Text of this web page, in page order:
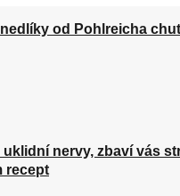
od Pohlreicha
nervy, zbaví vás
recept